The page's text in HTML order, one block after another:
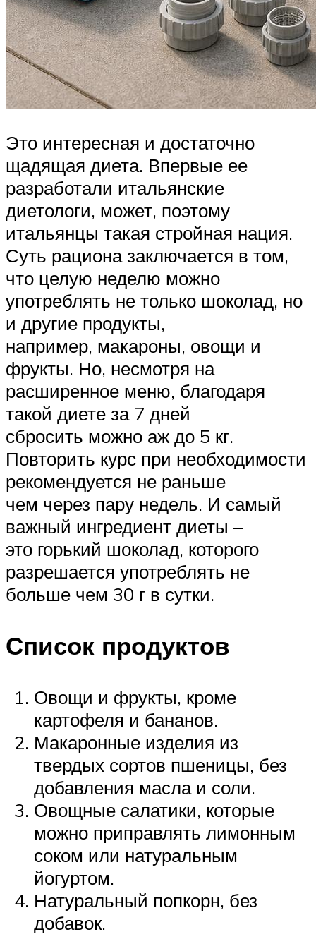
Это интересная и достаточно
щадящая диета. Впервые ее
разработали итальянские
диетологи, может, поэтому
итальянцы такая стройная нация.
Суть рациона заключается в том,
что целую неделю можно
употреблять не только шоколад, но
и другие продукты,
например, макароны, овощи и
фрукты. Но, несмотря на
расширенное меню, благодаря
такой диете за 7 дней
сбросить можно аж до 5 кг.
Повторить курс при необходимости
рекомендуется не раньше
чем через пару недель. И самый
важный ингредиент диеты –
это горький шоколад, которого
разрешается употреблять не
больше чем 30 г в сутки.
Список продуктов
Овощи и фрукты, кроме
картофеля и бананов.
Макаронные изделия из
твердых сортов пшеницы, без
добавления масла и соли.
Овощные салатики, которые
можно приправлять лимонным
соком или натуральным
йогуртом.
Натуральный попкорн, без
добавок.